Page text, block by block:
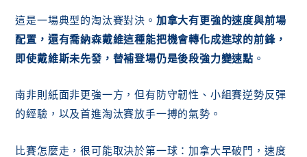
這是一場典型的淘汰賽對決。 加拿大有更強的速度與前場
配置，還有喬納森戴維這種能把機會轉化成進球的前鋒，
即使戴維斯未先發，替補登場仍是後段強力變速點 。
南非則紙面非更強一方，但有防守韌性、小組賽逆勢反彈
的經驗，以及首進淘汰賽放手一搏的氣勢。
比賽怎麼走，很可能取決於第一球：加拿大早破門，速度